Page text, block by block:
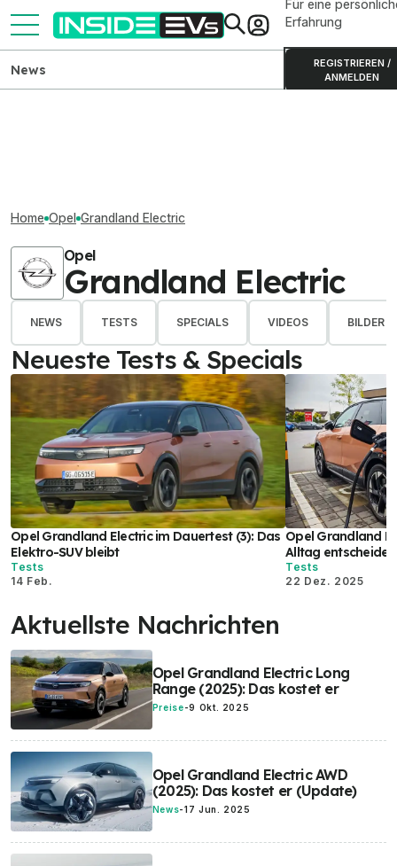
Für eine
Erfahrung
REGISTRIEREN /
ANMELDEN
News
Home Opel Grandland Electric
Opel
Grandland Electric
NEWS TESTS SPECIALS VIDEOS BILDER
Neueste Tests & Specials
Opel Grandland Electric im Dauertest (3): Das
Elektro-SUV bleibt
Tests
14 Feb.
Opel Grandland
Alltag entscheidet
Tests
22 Dez. 2025
Aktuellste Nachrichten
Opel Grandland Electric Long
Range (2025): Das kostet er
Preise-9 Okt. 2025
Opel Grandland Electric AWD
(2025): Das kostet er (Update)
News-17 Jun. 2025